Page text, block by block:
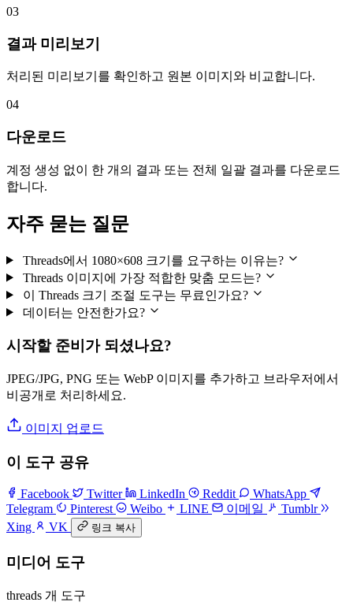
03
결과 미리보기
처리된 미리보기를 확인하고 원본 이미지와 비교합니다.
04
다운로드
계정 생성 없이 한 개의 결과 또는 전체 일괄 결과를 다운로드
합니다.
자주 묻는 질문
Threads에서 1080×608 크기를 요구하는 이유는?
Threads 이미지에 가장 적합한 맞춤 모드는?
이 Threads 크기 조절 도구는 무료인가요?
데이터는 안전한가요?
시작할 준비가 되셨나요?
JPEG/JPG, PNG 또는 WebP 이미지를 추가하고 브라우저에서
비공개로 처리하세요.
이미지 업로드
이 도구 공유
Facebook Twitter LinkedIn Reddit
WhatsApp
Telegram
Pinterest Weibo LINE 이메일
Tumblr
Xing
VK 링크 복사
미디어 도구
threads 개 도구